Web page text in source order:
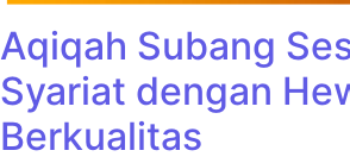
Aqiqah Subang
Syariat dengan
Berkualitas